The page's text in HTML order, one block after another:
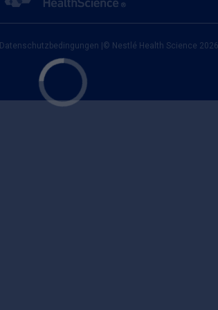
Datenschutzbedingungen © Nestlé Health Science 2026